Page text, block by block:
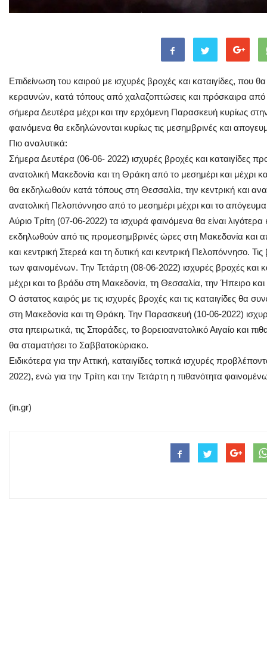
Επιδείνωση του καιρού με ισχυρές βροχές και καταιγίδες, που
κεραυνών, κατά τόπους από χαλαζοπτώσεις και πρόσκαιρα
σήμερα Δευτέρα μέχρι και την ερχόμενη Παρασκευή κυρίως
φαινόμενα θα εκδηλώνονται κυρίως τις μεσημβρινές και
Πιο αναλυτικά:
Σήμερα Δευτέρα (06-06- 2022) ισχυρές βροχές και καταιγίδες
ανατολική Μακεδονία και τη Θράκη από το μεσημέρι και μέχρι
θα εκδηλωθούν κατά τόπους στη Θεσσαλία, την κεντρική και
ανατολική Πελοπόννησο από το μεσημέρι μέχρι και το
Αύριο Τρίτη (07-06-2022) τα ισχυρά φαινόμενα θα είναι λιγότερα
εκδηλωθούν από τις προμεσημβρινές ώρες στη Μακεδονία και
και κεντρική Στερεά και τη δυτική και κεντρική Πελοπόννησο.
των φαινομένων. Την Τετάρτη (08-06-2022) ισχυρές βροχές και
μέχρι και το βράδυ στη Μακεδονία, τη Θεσσαλία, την Ήπειρο και
Ο άστατος καιρός με τις ισχυρές βροχές και τις καταιγίδες θα
στη Μακεδονία και τη Θράκη. Την Παρασκευή (10-06-2022)
στα ηπειρωτικά, τις Σποράδες, το βορειοανατολικό Αιγαίο και
θα σταματήσει το Σαββατοκύριακο.
Ειδικότερα για την Αττική, καταιγίδες τοπικά ισχυρές
2022), ενώ για την Τρίτη και την Τετάρτη η πιθανότητα
(in.gr)